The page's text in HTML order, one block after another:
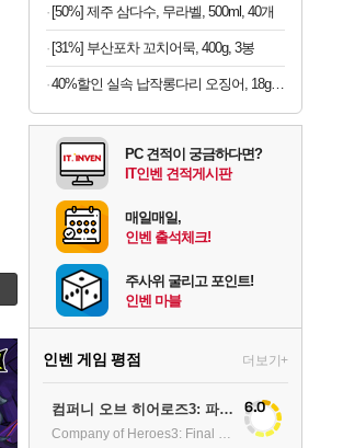
[50%] 제주 삼다수, 무라벨, 500ml, 40개
[31%] 부산포차 꼬치어묵, 400g, 3봉
40%할인 실속 납작롱다리 오징어, 18g, 10개
PC 견적이 궁금하다면?
IT인벤 견적게시판
매일매일,
인벤 출석체크!
주사위 굴리고 포인트!
인벤 마블
인벤 게임 평점 더보기+
컴퍼니 오브 히어로즈3: 파이널 스탠드 6.0